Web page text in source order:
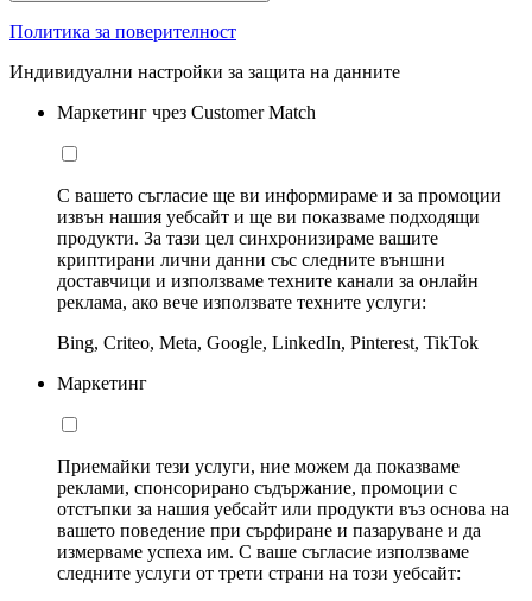
Политика за поверителност
Индивидуални настройки за защита на данните
Маркетинг чрез Customer Match
С вашето съгласие ще ви информираме и за промоции
извън нашия уебсайт и ще ви показваме подходящи
продукти. За тази цел синхронизираме вашите
криптирани лични данни със следните външни
доставчици и използваме техните канали за онлайн
реклама, ако вече използвате техните услуги:
Bing, Criteo, Meta, Google, LinkedIn, Pinterest, TikTok
Маркетинг
Приемайки тези услуги, ние можем да показваме
реклами, спонсорирано съдържание, промоции с
отстъпки за нашия уебсайт или продукти въз основа на
вашето поведение при сърфиране и пазаруване и да
измерваме успеха им. С ваше съгласие използваме
следните услуги от трети страни на този уебсайт: